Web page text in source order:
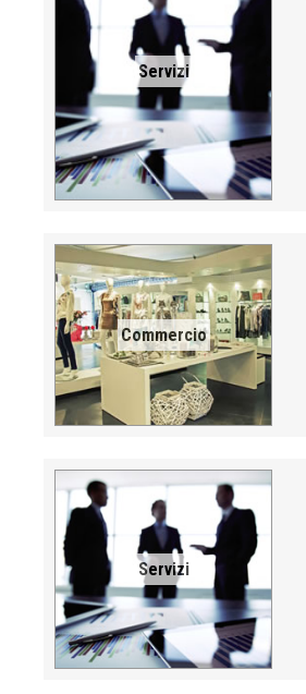
Servizi
Commercio
Servizi